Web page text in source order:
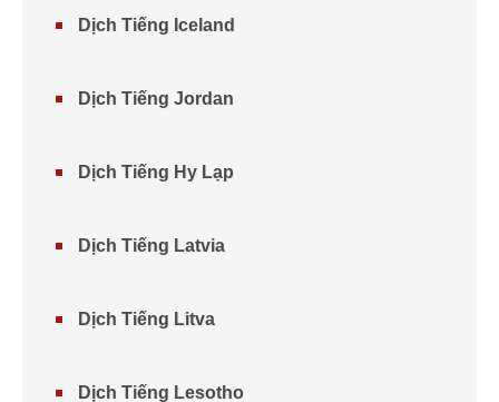
Dịch Tiếng Iceland
Dịch Tiếng Jordan
Dịch Tiếng Hy Lạp
Dịch Tiếng Latvia
Dịch Tiếng Litva
Dịch Tiếng Lesotho